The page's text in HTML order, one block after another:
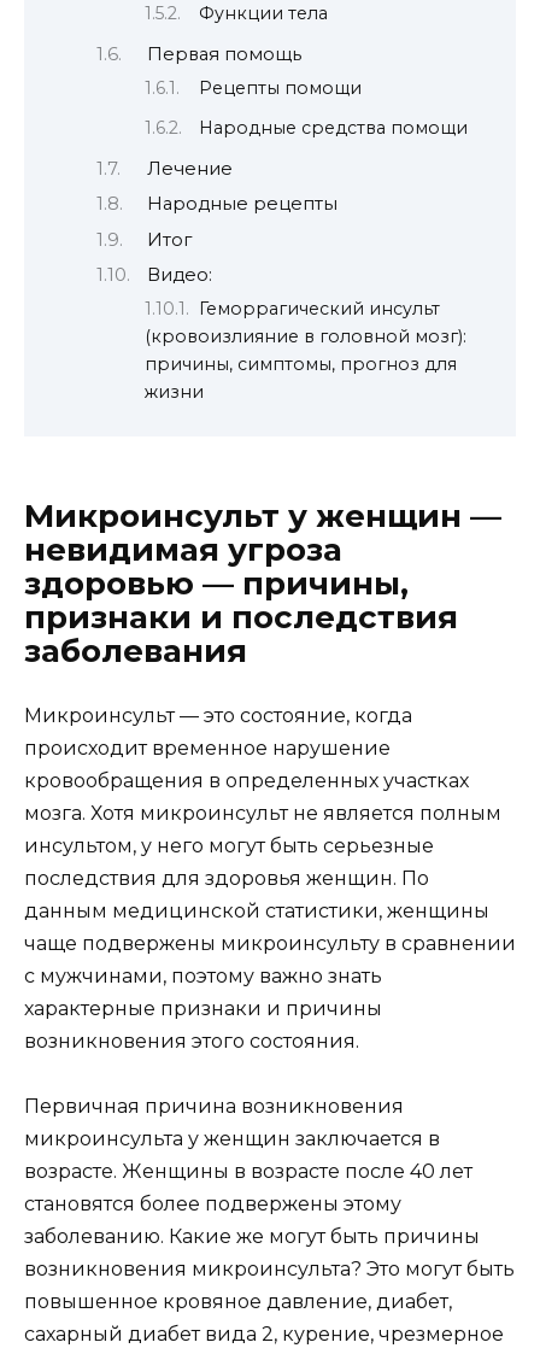
Функции тела
Первая помощь
Рецепты помощи
Народные средства помощи
Лечение
Народные рецепты
Итог
Видео:
Геморрагический инсульт
(кровоизлияние в головной мозг):
причины, симптомы, прогноз для
жизни
Микроинсульт у женщин —
невидимая угроза
здоровью — причины,
признаки и последствия
заболевания
Микроинсульт — это состояние, когда
происходит временное нарушение
кровообращения в определенных участках
мозга. Хотя микроинсульт не является полным
инсультом, у него могут быть серьезные
последствия для здоровья женщин. По
данным медицинской статистики, женщины
чаще подвержены микроинсульту в сравнении
с мужчинами, поэтому важно знать
характерные признаки и причины
возникновения этого состояния.
Первичная причина возникновения
микроинсульта у женщин заключается в
возрасте. Женщины в возрасте после 40 лет
становятся более подвержены этому
заболеванию. Какие же могут быть причины
возникновения микроинсульта? Это могут быть
повышенное кровяное давление, диабет,
сахарный диабет вида 2, курение, чрезмерное